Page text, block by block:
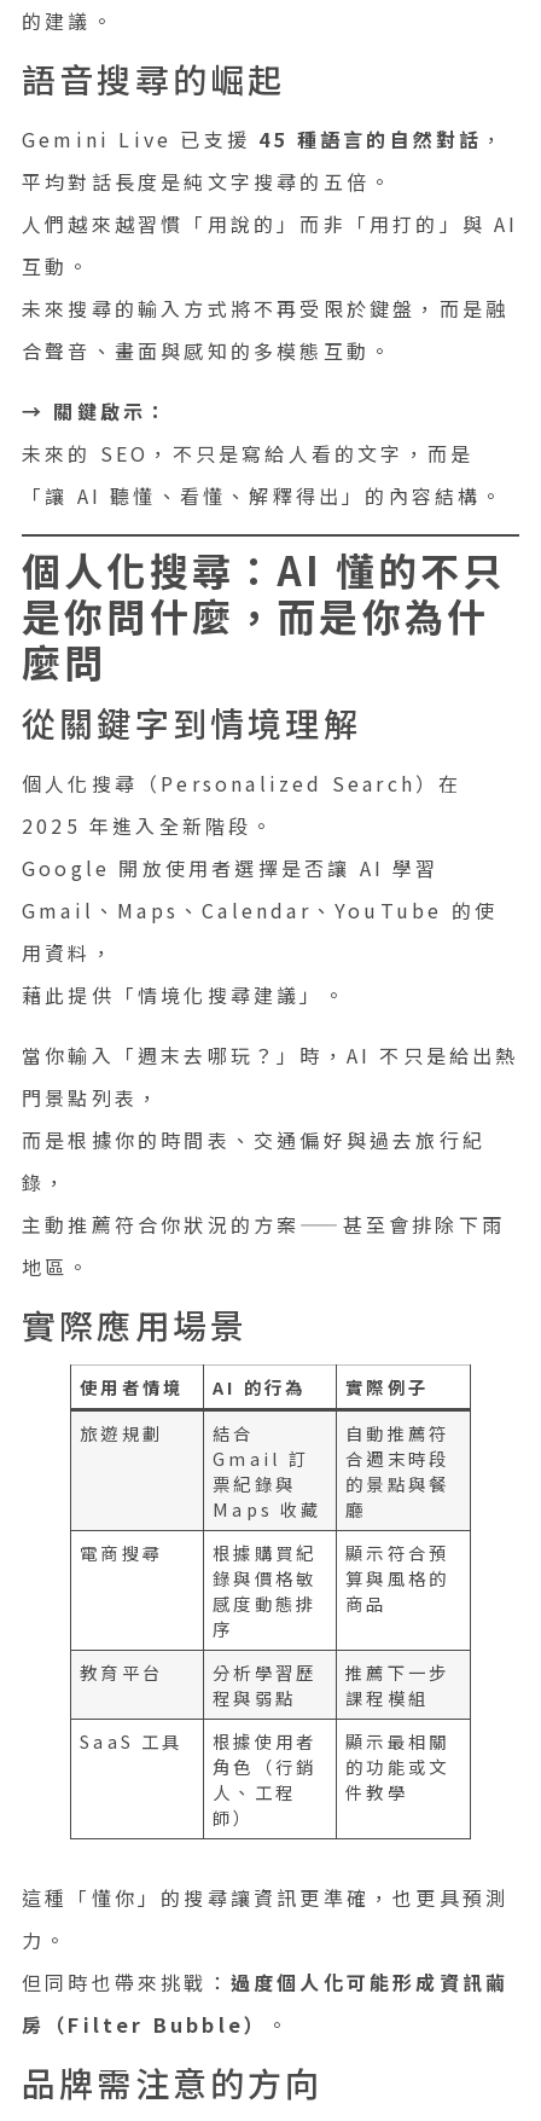
的建議。
語音搜尋的崛起
Gemini Live 已支援 45 種語言的自然對話 ，
平均對話長度是純文字搜尋的五倍。
人們越來越習慣「用說的」而非「用打的」與 AI
互動。
未來搜尋的輸入方式將不再受限於鍵盤，而是融
合聲音、畫面與感知的多模態互動。
→ 關鍵啟示：
未來的 SEO，不只是寫給人看的文字，而是
「讓 AI 聽懂、看懂、解釋得出」的內容結構。
個人化搜尋：AI 懂的不只
是你問什麼，而是你為什
麼問
從關鍵字到情境理解
個人化搜尋（Personalized Search）在
2025 年進入全新階段。
Google 開放使用者選擇是否讓 AI 學習
Gmail、Maps、Calendar、YouTube 的使
用資料，
藉此提供「情境化搜尋建議」。
當你輸入「週末去哪玩？」時，AI 不只是給出熱
門景點列表，
而是根據你的時間表、交通偏好與過去旅行紀
錄，
主動推薦符合你狀況的方案——甚至會排除下雨
地區。
實際應用場景
使用者情境 AI 的行為
實際例子
旅遊規劃
結合
Gmail 訂
票紀錄與
Maps 收藏
自動推薦符
合週末時段
的景點與餐
廳
電商搜尋
根據購買紀
錄與價格敏
感度動態排
序
顯示符合預
算與風格的
商品
教育平台
分析學習歷
程與弱點
推薦下一步
課程模組
SaaS 工具
根據使用者
角色（行銷
人、工程
師）
顯示最相關
的功能或文
件教學
這種「懂你」的搜尋讓資訊更準確，也更具預測
力。
但同時也帶來挑戰： 過度個人化可能形成資訊繭
房（Filter Bubble）
。
品牌需注意的方向